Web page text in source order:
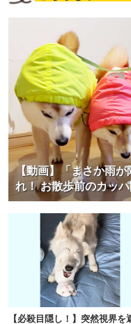
【動画】「まさか雨
れ！ お散歩前のカッ
【必殺目隠し！】突然視界を